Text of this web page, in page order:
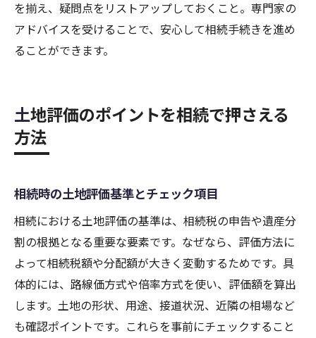
を揃え、疑問点をリストアップしておくこと。専門家の
アドバイスを受けることで、安心して相続手続きを進め
ることができます。
土地評価のポイントを相続で押さえる
方法
相続時の土地評価基準とチェック項目
相続における土地評価の基準は、相続税の申告や遺産分
割の根拠となる重要な要素です。なぜなら、評価方法に
よって相続税額や分配額が大きく変動するためです。具
体的には、路線価方式や倍率方式を使い、評価額を算出
します。土地の形状、用途、接道状況、近隣の相場など
も確認ポイントです。これらを事前にチェックすること